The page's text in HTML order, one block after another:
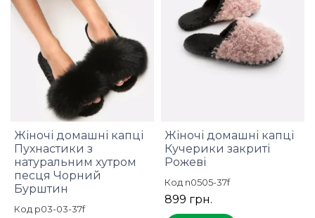
Жіночі домашні капці
Пухнастики з
натуральним хутром
песця Чорний
Бурштин
Код p03-03-37f
Жіночі домашні капці
Кучерики закриті
Рожеві
Код n0505-37f
899 грн.